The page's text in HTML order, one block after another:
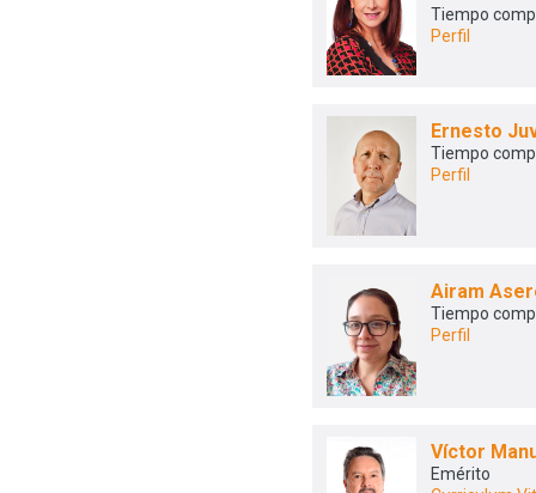
Tiempo
Perfil
Ernesto
Tiempo
Perfil
Airam
Tiempo
Perfil
Víctor
Emérito